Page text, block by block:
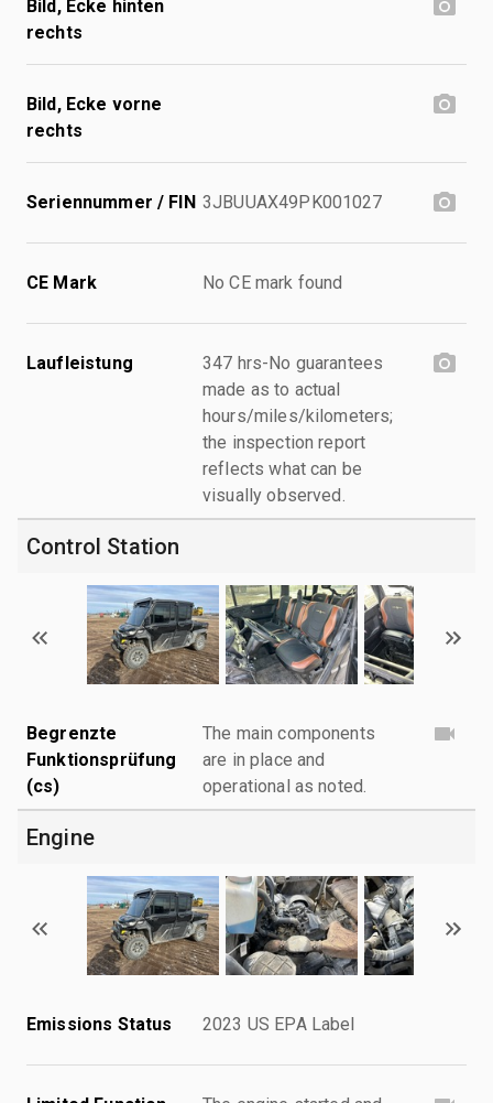
Bild, Ecke hinten
rechts
Bild, Ecke vorne
rechts
Seriennummer / FIN 3JBUUAX49PK001027
CE Mark No CE mark found
Laufleistung
347 hrs-No guarantees
made as to actual
hours/miles/kilometers;
the inspection report
reflects what can be
visually observed.
Control Station
Begrenzte
Funktionsprüfung
(cs)
The main components
are in place and
operational as noted.
Engine
Emissions Status 2023 US EPA Label